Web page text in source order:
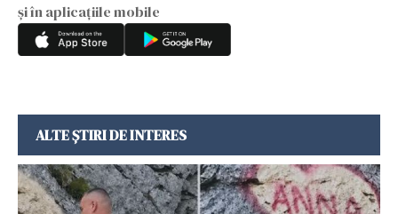
și în aplicațiile mobile
ALTE ȘTIRI DE INTERES